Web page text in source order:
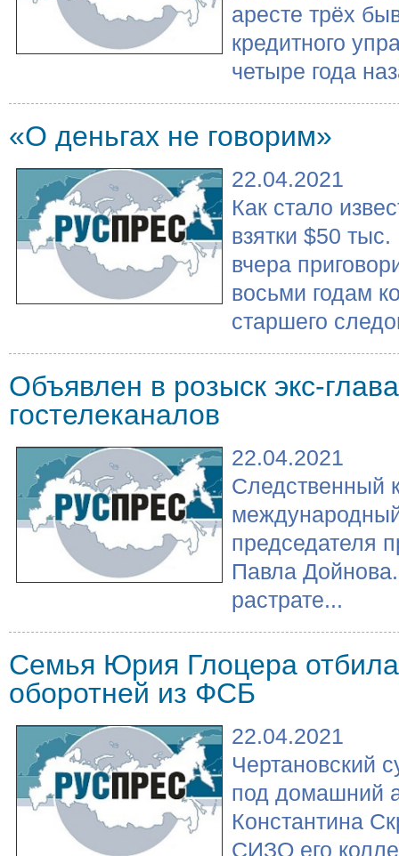
аресте трёх
кредитного
четыре года
«О деньгах не говорим»
22.04.2021
Как стало
взятки $50
вчера
восьми годам
старшего
Объявлен в розыск экс-
гостелеканалов
22.04.2021
Следственный
председателя
Павла
растрате...
Семья Юрия Глоцера
оборотней из ФСБ
22.04.2021
Чертановский
под домашний
Константина
СИЗО его